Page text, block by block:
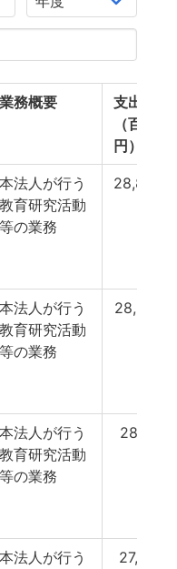
業務概要
支出額
（百万
円）
本法人が行う
教育研究活動
等の業務
28,809
本法人が行う
教育研究活動
等の業務
28,657
本法人が行う
教育研究活動
等の業務
28,181
本法人が行う
27,801